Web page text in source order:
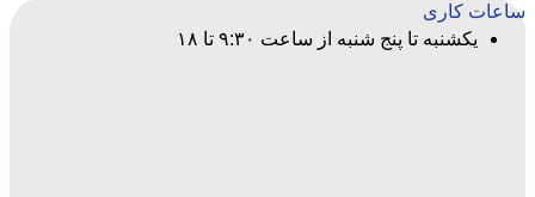
ساعات کاری
یکشنبه تا پنج شنبه از ساعت ۹:۳۰ تا ۱۸